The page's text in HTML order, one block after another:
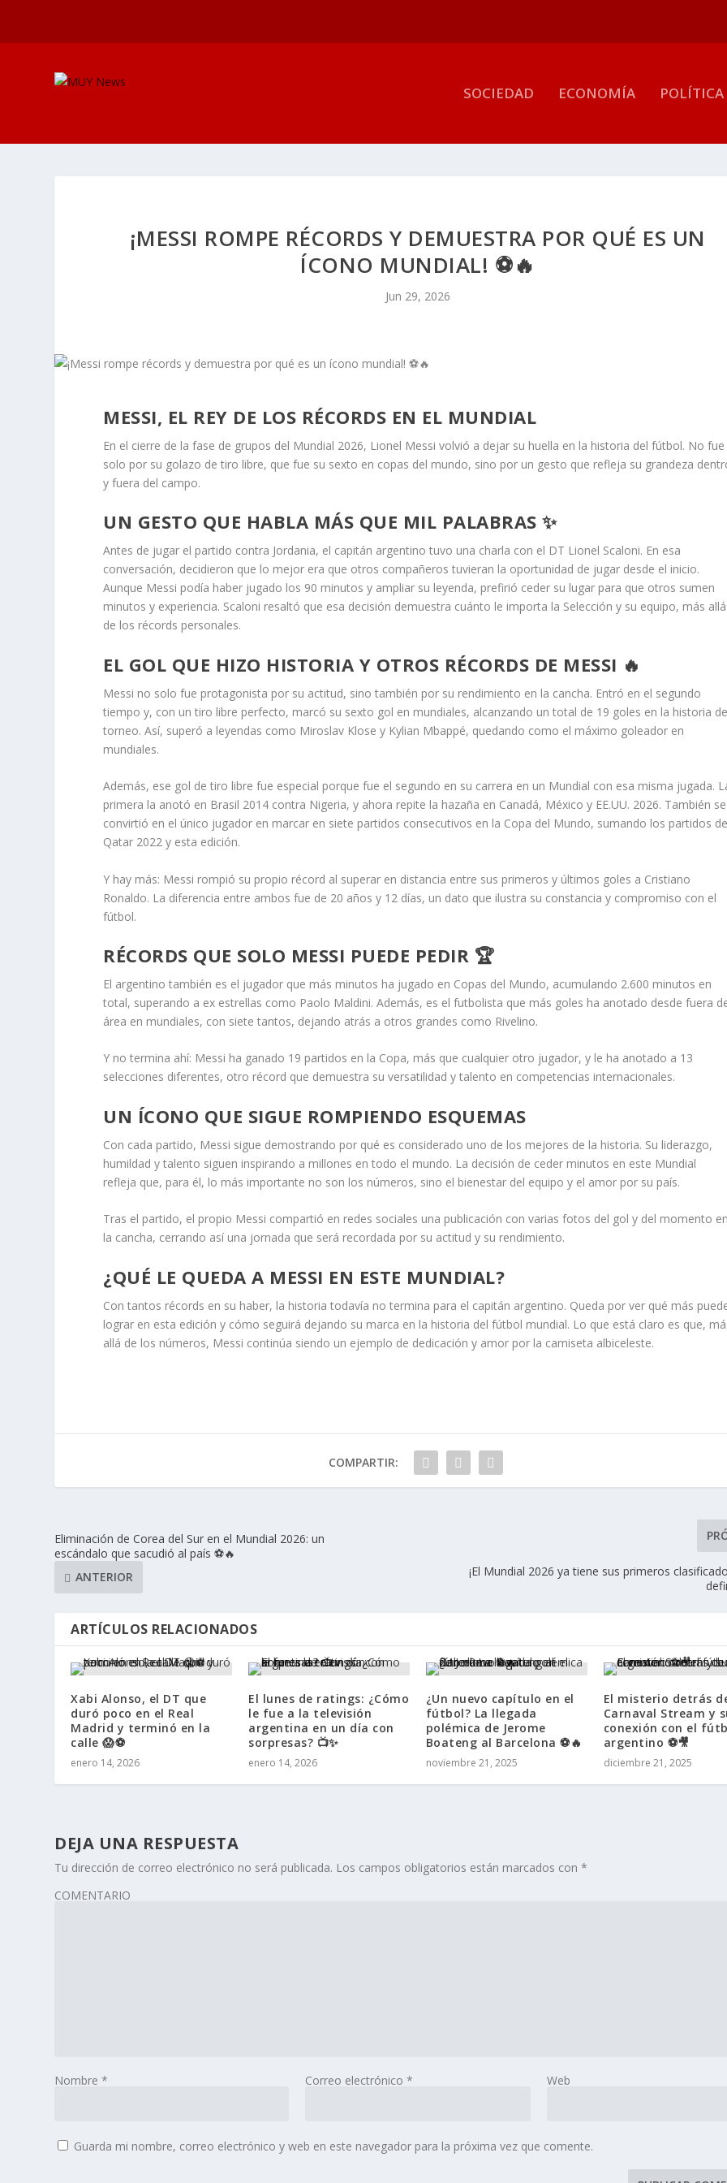
SOCIEDAD ECONOMÍA POLÍTICA
¡MESSI ROMPE RÉCORDS Y DEMUESTRA POR QUÉ ES UN
ÍCONO MUNDIAL! ⚽🔥
Jun 29, 2026
MESSI, EL REY DE LOS RÉCORDS EN EL MUNDIAL
En el cierre de la fase de grupos del Mundial 2026, Lionel Messi volvió a dejar su huella en la historia del fútbol. No fue
solo por su golazo de tiro libre, que fue su sexto en copas del mundo, sino por un gesto que refleja su grandeza
y fuera del campo.
UN GESTO QUE HABLA MÁS QUE MIL PALABRAS ✨
Antes de jugar el partido contra Jordania, el capitán argentino tuvo una charla con el DT Lionel Scaloni. En esa
conversación, decidieron que lo mejor era que otros compañeros tuvieran la oportunidad de jugar desde el inicio.
Aunque Messi podía haber jugado los 90 minutos y ampliar su leyenda, prefirió ceder su lugar para que otros sumen
minutos y experiencia. Scaloni resaltó que esa decisión demuestra cuánto le importa la Selección y su equipo, más allá
de los récords personales.
EL GOL QUE HIZO HISTORIA Y OTROS RÉCORDS DE MESSI 🔥
Messi no solo fue protagonista por su actitud, sino también por su rendimiento en la cancha. Entró en el segundo
tiempo y, con un tiro libre perfecto, marcó su sexto gol en mundiales, alcanzando un total de 19 goles en la historia
torneo. Así, superó a leyendas como Miroslav Klose y Kylian Mbappé, quedando como el máximo goleador en
mundiales.
Además, ese gol de tiro libre fue especial porque fue el segundo en su carrera en un Mundial con esa misma jugada.
primera la anotó en Brasil 2014 contra Nigeria, y ahora repite la hazaña en Canadá, México y EE.UU. 2026. También se
convirtió en el único jugador en marcar en siete partidos consecutivos en la Copa del Mundo, sumando los partidos de
Qatar 2022 y esta edición.
Y hay más: Messi rompió su propio récord al superar en distancia entre sus primeros y últimos goles a Cristiano
Ronaldo. La diferencia entre ambos fue de 20 años y 12 días, un dato que ilustra su constancia y compromiso con el
fútbol.
RÉCORDS QUE SOLO MESSI PUEDE PEDIR 🏆
El argentino también es el jugador que más minutos ha jugado en Copas del Mundo, acumulando 2.600 minutos en
total, superando a ex estrellas como Paolo Maldini. Además, es el futbolista que más goles ha anotado desde fuera
área en mundiales, con siete tantos, dejando atrás a otros grandes como Rivelino.
Y no termina ahí: Messi ha ganado 19 partidos en la Copa, más que cualquier otro jugador, y le ha anotado a 13
selecciones diferentes, otro récord que demuestra su versatilidad y talento en competencias internacionales.
UN ÍCONO QUE SIGUE ROMPIENDO ESQUEMAS
Con cada partido, Messi sigue demostrando por qué es considerado uno de los mejores de la historia. Su liderazgo,
humildad y talento siguen inspirando a millones en todo el mundo. La decisión de ceder minutos en este Mundial
refleja que, para él, lo más importante no son los números, sino el bienestar del equipo y el amor por su país.
Tras el partido, el propio Messi compartió en redes sociales una publicación con varias fotos del gol y del momento en
la cancha, cerrando así una jornada que será recordada por su actitud y su rendimiento.
¿QUÉ LE QUEDA A MESSI EN ESTE MUNDIAL?
Con tantos récords en su haber, la historia todavía no termina para el capitán argentino. Queda por ver qué más
lograr en esta edición y cómo seguirá dejando su marca en la historia del fútbol mundial. Lo que está claro es que,
allá de los números, Messi continúa siendo un ejemplo de dedicación y amor por la camiseta albiceleste.
COMPARTIR:
Eliminación de Corea del Sur en el Mundial 2026: un
escándalo que sacudió al país ⚽🔥
ANTERIOR
¡El Mundial 2026 ya tiene sus primeros
ARTÍCULOS RELACIONADOS
Xabi Alonso, el DT que
duró poco en el Real
Madrid y terminó en la
calle 😱⚽
enero 14, 2026
El lunes de ratings: ¿Cómo
le fue a la televisión
argentina en un día con
sorpresas? 📺✨
enero 14, 2026
¿Un nuevo capítulo en el
fútbol? La llegada
polémica de Jerome
Boateng al Barcelona ⚽🔥
noviembre 21, 2025
El misterio detrás
Carnaval Stream y
conexión con el
argentino ⚽🎥
diciembre 21, 2025
DEJA UNA RESPUESTA
Tu dirección de correo electrónico no será publicada. Los campos obligatorios están marcados con*
COMENTARIO
Nombre* Correo electrónico * Web
Guarda mi nombre, correo electrónico y web en este navegador para la próxima vez que comente.